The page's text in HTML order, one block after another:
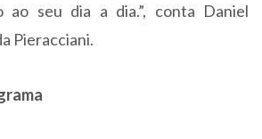
ao seu dia a dia.”, conta Daniel
Pieracciani.